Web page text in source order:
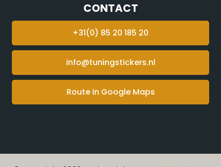
CONTACT
+31(0) 85 20 185 20
info@tuningstickers.nl
Route in Google Maps